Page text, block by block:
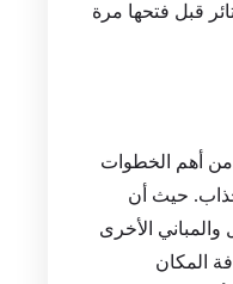
قبل فتحها مرة
من أهم الخطوات
حيث أن
والمباني الأخرى
المكان